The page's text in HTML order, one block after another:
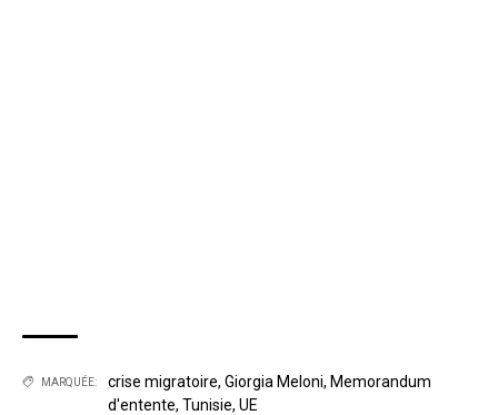
MARQUÉE: crise migratoire, Giorgia Meloni, Memorandum
d'entente, Tunisie, UE